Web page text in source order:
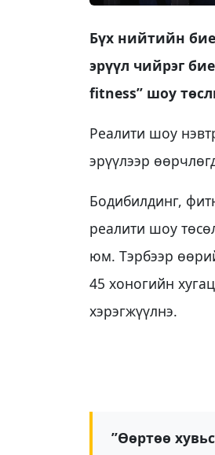
Бүх нийтийн
эрүүл чийрэг
fitness” шоу
Реалити шоу
эрүүлээр
Бодибилдинг,
реалити шоу
юм. Тэрбээр
45 хоногийн
хэрэгжүүлнэ.
”Өөртөө